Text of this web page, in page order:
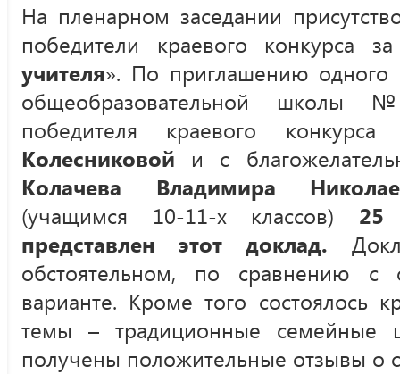
На пленарном заседании
победители краевого конкурса
учителя». По приглашению одного
общеобразовательной школы
победителя краевого
Колесниковой и с
Колачева Владимира
(учащимся 10-11-х классов) 25
представлен этот доклад.
обстоятельном, по сравнению с
варианте. Кроме того состоялось
темы – традиционные семейные
получены положительные отзывы о